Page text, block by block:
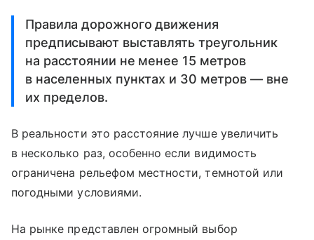
Правила дорожного движения
предписывают выставлять треугольник
на расстоянии не менее 15 метров
в населенных пунктах и 30 метров — вне
их пределов.
В реальности это расстояние лучше увеличить
в несколько раз, особенно если видимость
ограничена рельефом местности, темнотой или
погодными условиями.
На рынке представлен огромный выбор